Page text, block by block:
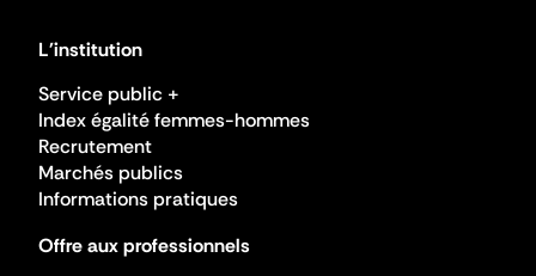
L'institution
Service public +
Index égalité femmes-hommes
Recrutement
Marchés publics
Informations pratiques
Offre aux professionnels